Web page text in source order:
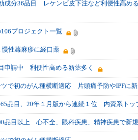
成分36品目 レケンビ皮下注など利便性高め
プロジェクト一覧
性蕁麻疹に経口薬
申請中 利便性高める新薬多く
で初のがん種横断適応 片頭痛予防やIPFに
品目、20年１月版から連続１位 内資系トッ
目以上 心不全、眼科疾患、精神疾患で新